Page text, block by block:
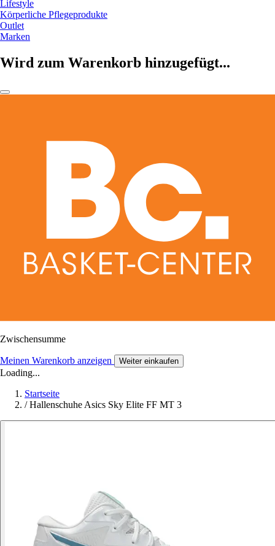
Lifestyle
Körperliche Pflegeprodukte
Outlet
Marken
Wird zum Warenkorb hinzugefügt...
Zwischensumme
Meinen Warenkorb anzeigen Weiter einkaufen
Loading...
Startseite
/ Hallenschuhe Asics Sky Elite FF MT 3